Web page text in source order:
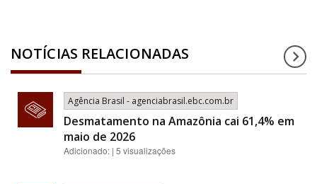
NOTÍCIAS RELACIONADAS
Agência Brasil - agenciabrasil.ebc.com.br
Desmatamento na Amazônia cai 61,4% em
maio de 2026
Adicionado: | 5 visualizações